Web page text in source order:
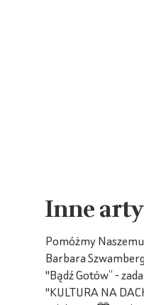
Inne
Pomóżmy
Barbara
"Bądź Gotów” -
"KULTURA NA